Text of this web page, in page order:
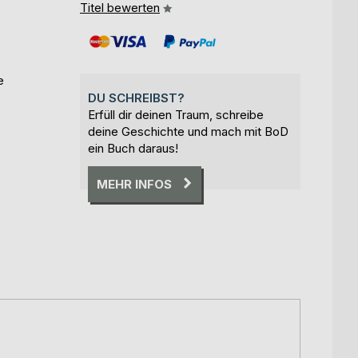
Titel bewerten
DU SCHREIBST?
Erfüll dir deinen Traum, schreibe
deine Geschichte und mach mit BoD
ein Buch daraus!
MEHR INFOS